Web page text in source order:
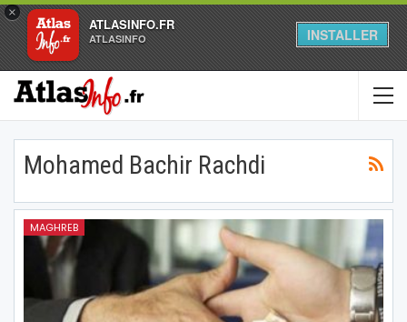
×
ATLASINFO.FR
ATLASINFO INSTALLER
Mohamed Bachir Rachdi
MAGHREB